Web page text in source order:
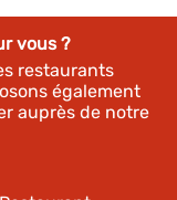
vous ?
restaurants
également
auprès de notre